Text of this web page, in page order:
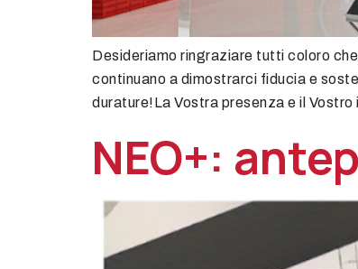
Desideriamo ringraziare tutti coloro
continuano a dimostrarci fiducia e
durature!La Vostra presenza e il
NEO+: